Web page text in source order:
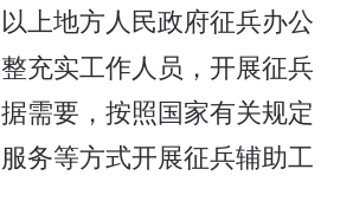
上地方人民政府征兵办公
充实工作人员，开展征兵
需要，按照国家有关规定
务等方式开展征兵辅助工